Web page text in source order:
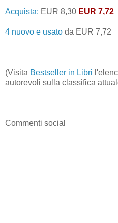
Acquista: EUR 8,30 EUR 7,72
4 nuovo e usato da EUR 7,72
(Visita Bestseller in Libri
autorevoli sulla classifica
Commenti social